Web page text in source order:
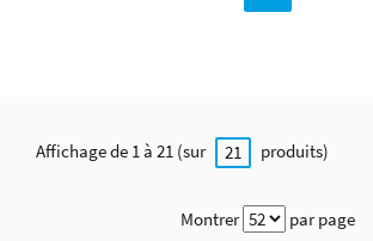
Affichage de 1 à 21 (sur 21 produits)
Montrer par page